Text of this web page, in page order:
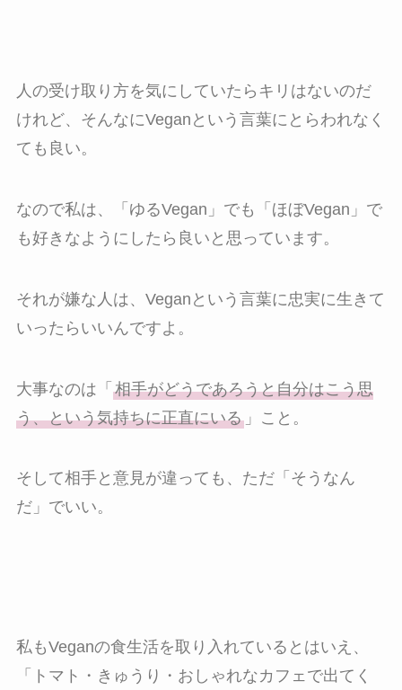
人の受け取り方を気にしていたらキリはないのだ
けれど、そんなにVeganという言葉にとらわれなく
ても良い。
なので私は、「ゆるVegan」でも「ほぼVegan」で
も好きなようにしたら良いと思っています。
それが嫌な人は、Veganという言葉に忠実に生きて
いったらいいんですよ。
大事なのは「 相手がどうであろうと自分はこう思
う、という気持ちに正直にいる」こと。
そして相手と意見が違っても、ただ「そうなん
だ」でいい。
私もVeganの食生活を取り入れているとはいえ、
「トマト・きゅうり・おしゃれなカフェで出てく